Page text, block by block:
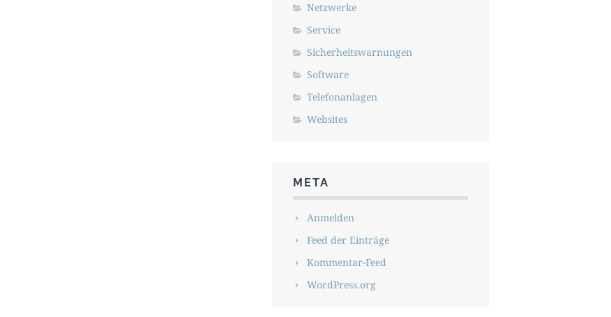
Netzwerke
Service
Sicherheitswarnungen
Software
Telefonanlagen
Websites
META
Anmelden
Feed der Einträge
Kommentar-Feed
WordPress.org